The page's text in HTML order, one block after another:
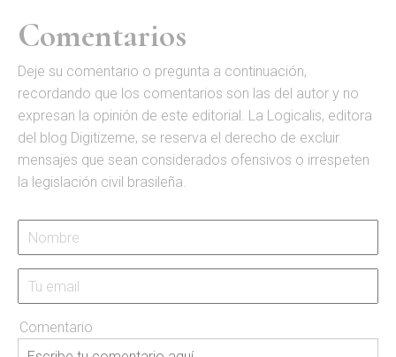
Comentarios
Deje su comentario o pregunta a continuación,
recordando que los comentarios son las del autor y no
expresan la opinión de este editorial. La Logicalis, editora
del blog Digitizeme, se reserva el derecho de excluir
mensajes que sean considerados ofensivos o irrespeten
la legislación civil brasileña.
Comentario